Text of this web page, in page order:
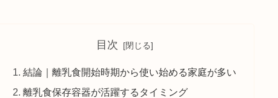
目次
結論｜離乳食開始時期から使い始める家庭が多い
離乳食保存容器が活躍するタイミング